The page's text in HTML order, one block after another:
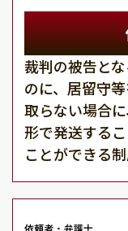
裁判の被告と
のに、居留守
取らない場合
形で発送する
ことができる